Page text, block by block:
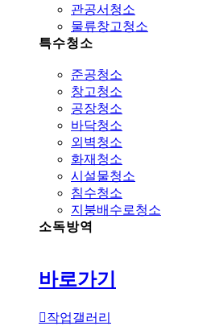
관공서청소
물류창고청소
특수청소
준공청소
창고청소
공장청소
바닥청소
외벽청소
화재청소
시설물청소
침수청소
지붕배수로청소
소독방역
바로가기
작업갤러리